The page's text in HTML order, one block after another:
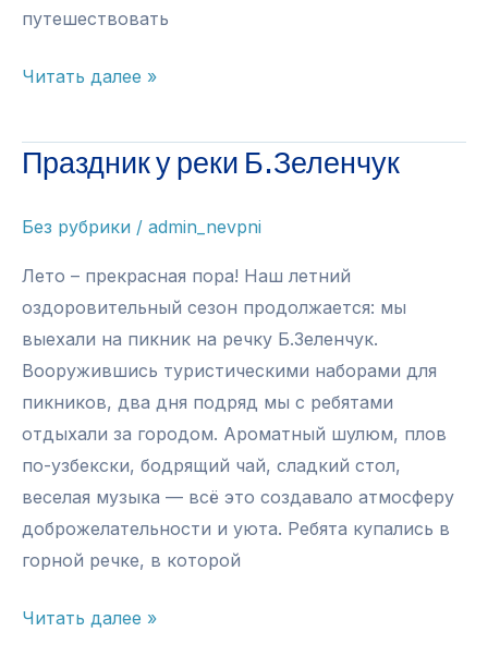
путешествовать
Путешествия
приключения
Читать далее »
Праздник у реки Б.Зеленчук
Без рубрики / admin_nevpni
Лето – прекрасная пора! Наш летний
оздоровительный сезон продолжается: мы
выехали на пикник на речку Б.Зеленчук.
Вооружившись туристическими наборами для
пикников, два дня подряд мы с ребятами
отдыхали за городом. Ароматный шулюм, плов
по-узбекски, бодрящий чай, сладкий стол,
веселая музыка — всё это создавало атмосферу
доброжелательности и уюта. Ребята купались в
горной речке, в которой
Праздник
Читать далее »